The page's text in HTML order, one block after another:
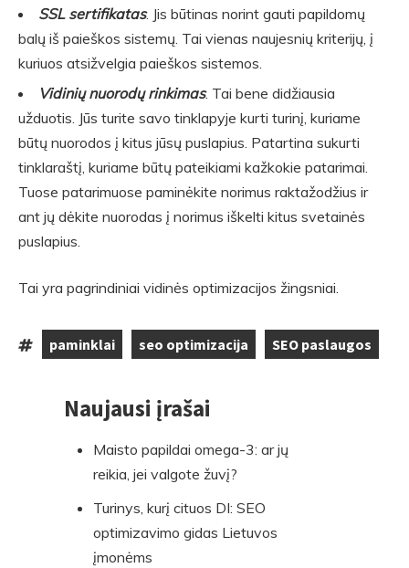
SSL sertifikatas. Jis būtinas norint gauti papildomų
balų iš paieškos sistemų. Tai vienas naujesnių kriterijų, į
kuriuos atsižvelgia paieškos sistemos.
Vidinių nuorodų rinkimas. Tai bene didžiausia
užduotis. Jūs turite savo tinklapyje kurti turinį, kuriame
būtų nuorodos į kitus jūsų puslapius. Patartina sukurti
tinklaraštį, kuriame būtų pateikiami kažkokie patarimai.
Tuose patarimuose paminėkite norimus raktažodžius ir
ant jų dėkite nuorodas į norimus iškelti kitus svetainės
puslapius.
Tai yra pagrindiniai vidinės optimizacijos žingsniai.
Tags:
paminklai
seo optimizacija
SEO paslaugos
Naujausi įrašai
Maisto papildai omega-3: ar jų
reikia, jei valgote žuvį?
Turinys, kurį cituos DI: SEO
optimizavimo gidas Lietuvos
įmonėms